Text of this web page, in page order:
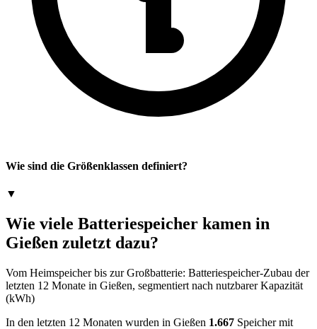
Wie sind die Größenklassen definiert?
▼
Wie viele Batteriespeicher kamen in
Gießen zuletzt dazu?
Vom Heimspeicher bis zur Großbatterie: Batteriespeicher-Zubau der
letzten 12 Monate in Gießen, segmentiert nach nutzbarer Kapazität
(kWh)
In den letzten 12 Monaten wurden in Gießen 1.667 Speicher mit